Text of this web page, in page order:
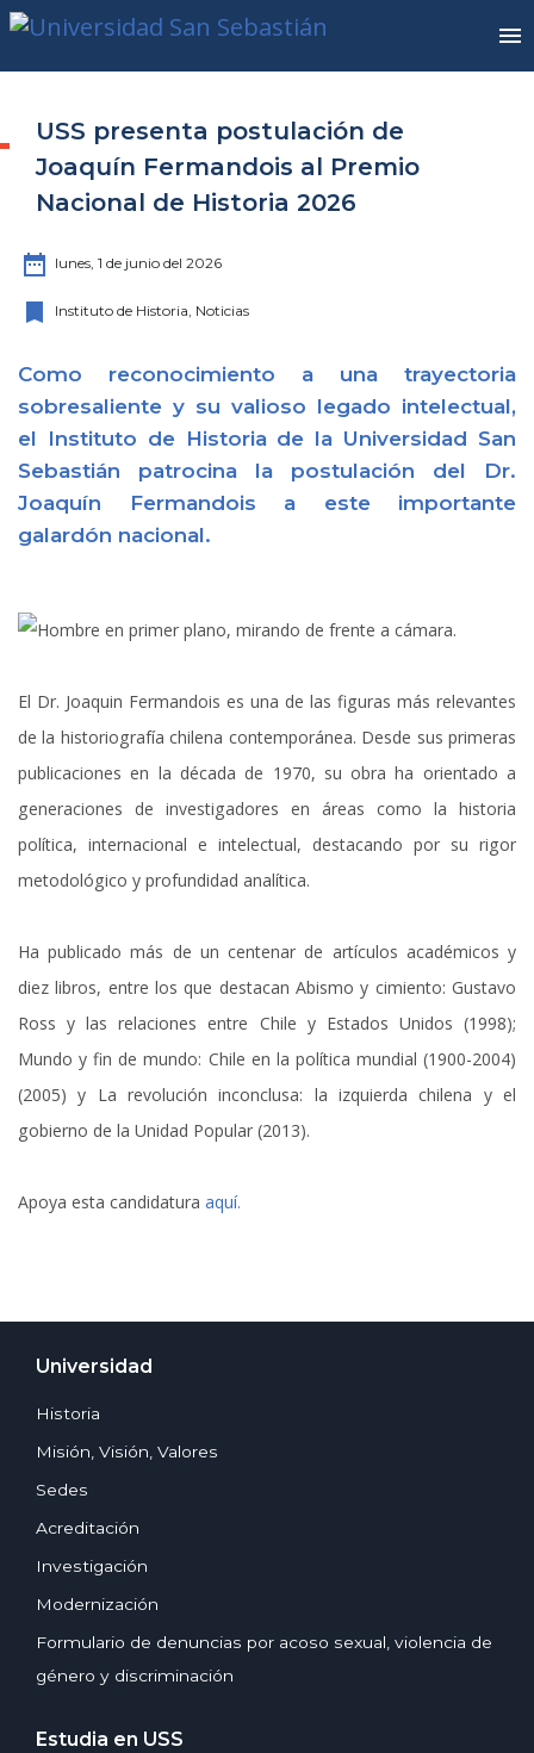
USS presenta postulación de
Joaquín Fermandois al Premio
Nacional de Historia 2026
date_range lunes, 1 de junio del 2026
bookmark Instituto de Historia, Noticias
Como reconocimiento a una trayectoria
sobresaliente y su valioso legado intelectual,
el Instituto de Historia de la Universidad San
Sebastián patrocina la postulación del Dr.
Joaquín Fermandois a este importante
galardón nacional.
El Dr. Joaquin Fermandois es una de las figuras más relevantes
de la historiografía chilena contemporánea. Desde sus primeras
publicaciones en la década de 1970, su obra ha orientado a
generaciones de investigadores en áreas como la historia
política, internacional e intelectual, destacando por su rigor
metodológico y profundidad analítica.
Ha publicado más de un centenar de artículos académicos y
diez libros, entre los que destacan Abismo y cimiento: Gustavo
Ross y las relaciones entre Chile y Estados Unidos (1998);
Mundo y fin de mundo: Chile en la política mundial (1900-2004)
(2005) y La revolución inconclusa: la izquierda chilena y el
gobierno de la Unidad Popular (2013).
Apoya esta candidatura aquí.
Universidad
Historia
Misión, Visión, Valores
Sedes
Acreditación
Investigación
Modernización
Formulario de denuncias por acoso sexual, violencia de
género y discriminación
Estudia en USS